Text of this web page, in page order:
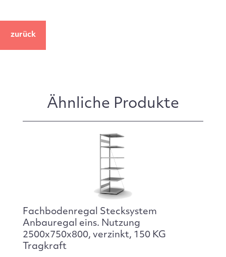
zurück
Ähnliche Produkte
Fachbodenregal Stecksystem
Anbauregal eins. Nutzung
2500x750x800, verzinkt, 150 KG
Tragkraft